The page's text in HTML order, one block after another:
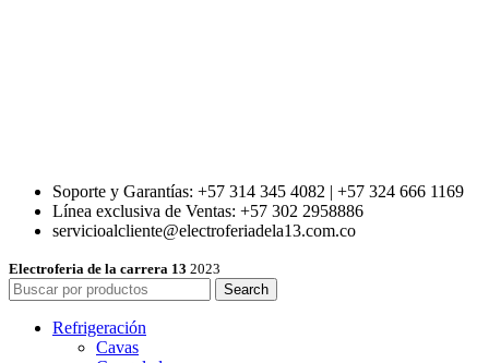
Soporte y Garantías: +57 314 345 4082 | +57 324 666 1169
Línea exclusiva de Ventas: +57 302 2958886
servicioalcliente@electroferiadela13.com.co
Electroferia de la carrera 13 2023
Search
Refrigeración
Cavas